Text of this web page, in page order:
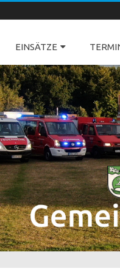
EINSÄTZE